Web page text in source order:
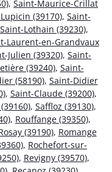
, Saint-Maurice-Crillat
(39170), Saint-
Saint-Lothain (39230),
Laurent-en-Grandvaux
Julien (39320), Saint-
(39240), Saint-
(58190), Saint-Didier
, Saint-Claude (39200),
, Saffloz (39130),
, Rouffange (39350),
(39190), Romange
, Rochefort-sur-
, Revigny (39570),